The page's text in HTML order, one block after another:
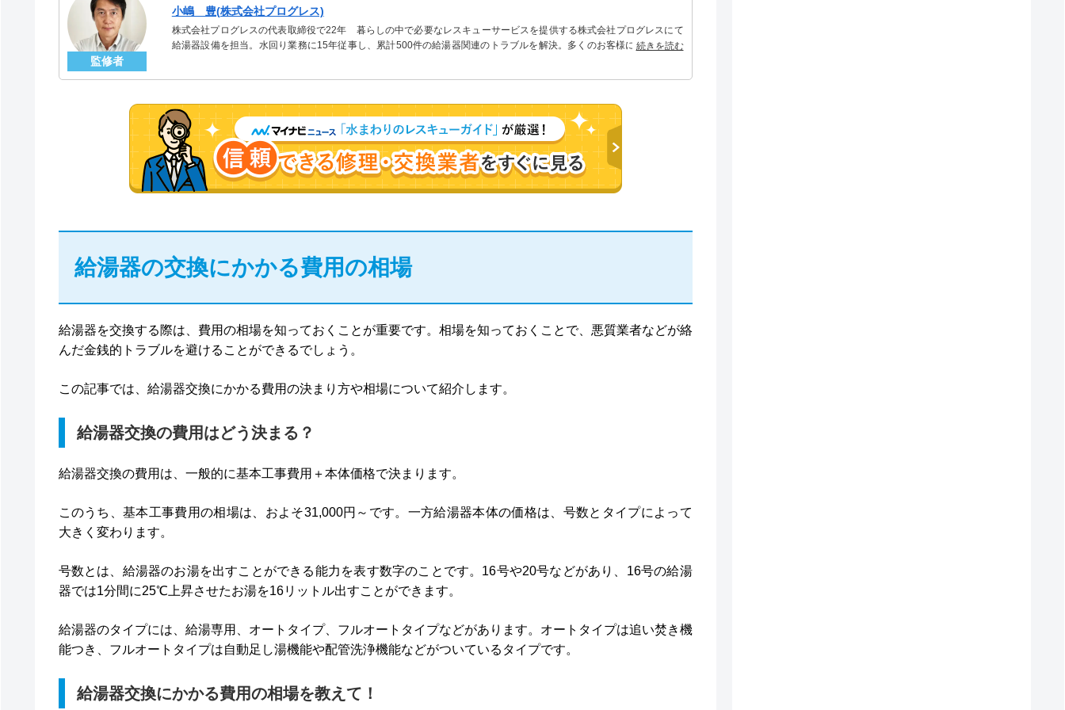
監修者
小嶋 豊(株式会社プログレス)
株式会社プログレスの代表取締役で22年 暮らしの中で必要なレスキューサービスを提供する株式会社プログレスにて
給湯器設備を担当。水回り業務に15年従事し、累計500件の給湯器関連のトラブルを解決。多くのお客様に信頼される
続きを読む
給湯器の交換にかかる費用の相場
給湯器を交換する際は、費用の相場を知っておくことが重要です。相場を知っておくことで、悪質業者などが絡
んだ金銭的トラブルを避けることができるでしょう。
この記事では、給湯器交換にかかる費用の決まり方や相場について紹介します。
給湯器交換の費用はどう決まる？
給湯器交換の費用は、一般的に基本工事費用＋本体価格で決まります。
このうち、基本工事費用の相場は、およそ31,000円～です。一方給湯器本体の価格は、号数とタイプによって
大きく変わります。
号数とは、給湯器のお湯を出すことができる能力を表す数字のことです。16号や20号などがあり、16号の給湯
器では1分間に25℃上昇させたお湯を16リットル出すことができます。
給湯器のタイプには、給湯専用、オートタイプ、フルオートタイプなどがあります。オートタイプは追い焚き機
能つき、フルオートタイプは自動足し湯機能や配管洗浄機能などがついているタイプです。
給湯器交換にかかる費用の相場を教えて！